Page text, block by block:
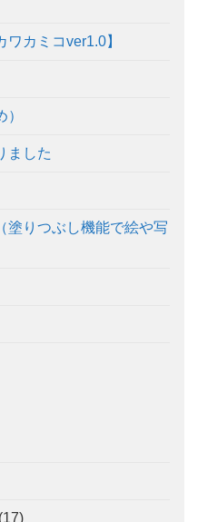
カミコver1.0】
ました
塗りつぶし機能で絵や写
(17)